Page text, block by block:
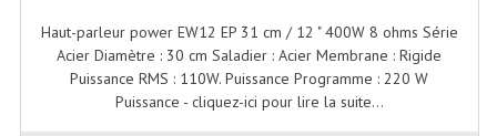
Stroboscopes
Câbles, Connectiques.
Haut-parleur power EW12 EP 31 cm / 12 " 400W 8 ohms Série
Acier Diamètre : 30 cm Saladier : Acier Membrane : Rigide
Puissance RMS : 110W. Puissance Programme : 220 W
Puissance - cliquez-ici pour lire la suite...